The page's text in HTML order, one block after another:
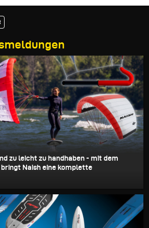
zu leicht zu handhaben - mit dem
Naish eine komplette